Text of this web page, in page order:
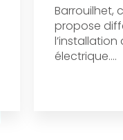
Barrouilhet,
propose
l’installation
électrique....